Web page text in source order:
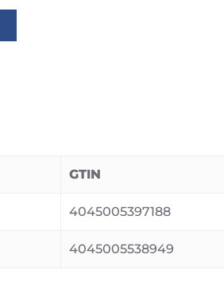
GTIN
4045005397188
4045005538949